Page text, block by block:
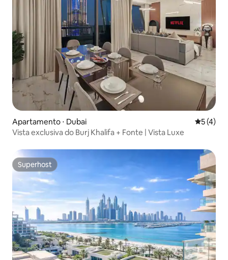
Apartamento ⋅ Dubai 5 de
5 (4)
Vista exclusiva do Burj Khalifa + Fonte | Vista Luxe
Superhost
Superhost